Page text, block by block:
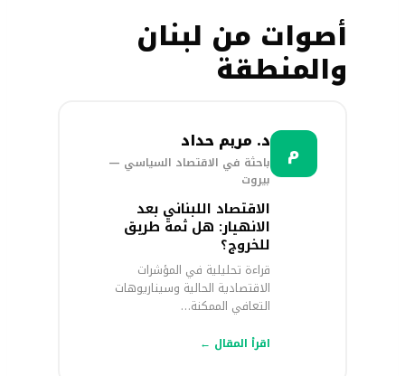
أصوات من لبنان
والمنطقة
م د. مريم حداد
باحثة في الاقتصاد السياسي —
بيروت
الاقتصاد اللبناني بعد
الانهيار: هل ثمة طريق
للخروج؟
قراءة تحليلية في المؤشرات
الاقتصادية الحالية وسيناريوهات
التعافي الممكنة…
اقرأ المقال ←